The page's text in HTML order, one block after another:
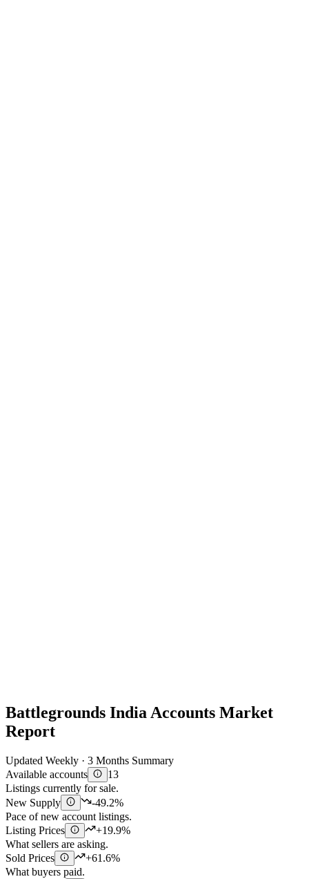
Battlegrounds India Accounts Market
Report
Updated Weekly · 3 Months Summary
Available accounts
13
Listings currently for sale.
New Supply
-49.2%
Pace of new account listings.
Listing Prices
+19.9%
What sellers are asking.
Sold Prices
+61.6%
What buyers paid.